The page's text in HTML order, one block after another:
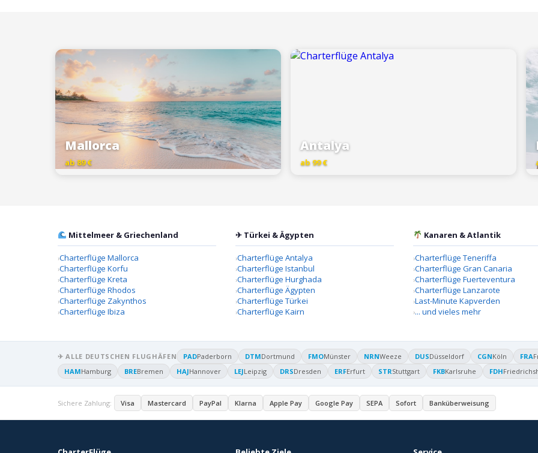
Mallorca
ab 89 €
Antalya
ab 99 €
Mittelmeer & Griechenland
Charterflüge Mallorca
Charterflüge Korfu
Charterflüge Kreta
Charterflüge Rhodos
Charterflüge Zakynthos
Charterflüge Ibiza
✈ Türkei & Ägypten
Charterflüge Antalya
Charterflüge Istanbul
Charterflüge Hurghada
Charterflüge Ägypten
Charterflüge Türkei
Charterflüge Kairn
Kanaren & Atlantik
Charterflüge Teneriffa
Charterflüge Gran Canaria
Charterflüge Fuerteventura
Charterflüge Lanzarote
Last-Minute Kapverden
... und vieles mehr
✈ ALLE DEUTSCHEN FLUGHÄFEN PADPaderborn DTMDortmund FMOMünster NRNWeeze DUSDüsseldorf CGNKöln FRA
HAMHamburg BREBremen HAJHannover LEJLeipzig DRSDresden ERFErfurt STRStuttgart FKBKarlsruhe FDH
Sichere Zahlung: Visa Mastercard PayPal Klarna Apple Pay Google Pay SEPA Sofort Banküberweisung